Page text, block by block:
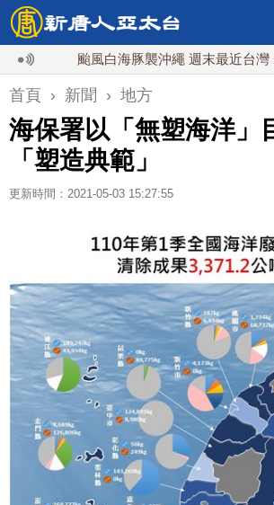
颱風白海豚襲沖繩 週末最近台灣 10日登
首頁 › 新聞 › 地方
海保署以「無塑海洋」
「塑造典範」
更新時間：2021-05-03 15:27:55